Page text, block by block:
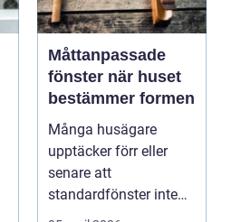
Måttanpassade
fönster när huset
bestämmer formen
Många husägare
upptäcker förr eller
senare att
standardfönster inte
riktigt passar. Kanske